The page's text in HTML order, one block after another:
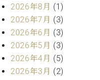
ュ
タ
イ
ン
コ
ン
サ
タ
イ
シ
ュ
ー
レ
レ
ッ
ン
イ
ベ
ン
ン・
シュ
ーレ
音楽
教室
問
合
せ
2026年8月 (1)
2026年7月 (3)
2026年6月 (3)
2026年5月 (3)
2026年4月 (5)
2026年3月 (2)